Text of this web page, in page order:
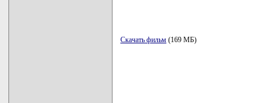
Скачать фильм (169 МБ)